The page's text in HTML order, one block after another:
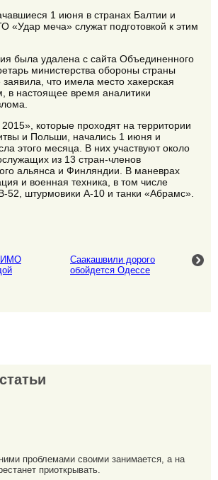
1 июня в странах Балтии и
«Удар меча» служат подготовкой к этим
была удалена с сайта Объединенного
министерства обороны страны
что имела место хакерская
в настоящее время аналитики
которые проходят на территории
и Польши, начались 1 июня и
этого месяца. В них участвуют около
из 13 стран-членов
альянса и Финляндии. В маневрах
и военная техника, в том числе
52, штурмовики A-10 и танки «Абрамс».
Саакашвили дорого
обойдется Одессе
проблемами своими занимается, а на
приоткрывать.